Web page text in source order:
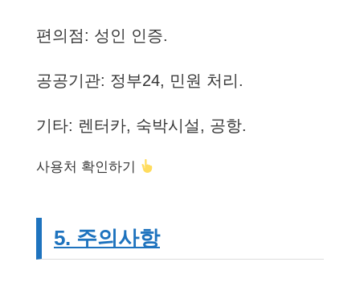
편의점: 성인 인증.
공공기관: 정부24, 민원 처리.
기타: 렌터카, 숙박시설, 공항.
사용처 확인하기
5. 주의사항